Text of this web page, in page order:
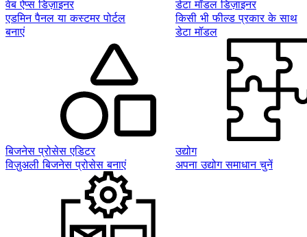
वेब ऐप्स डिज़ाइनर
एडमिन पैनल या कस्टमर पोर्टल
बनाएं
डेटा मॉडल डिज़ाइनर
किसी भी फील्ड प्रकार के साथ
डेटा मॉडल
बिजनेस प्रोसेस एडिटर
विज़ुअली बिजनेस प्रोसेस बनाएं
उद्योग
अपना उद्योग समाधान चुनें